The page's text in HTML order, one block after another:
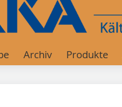
Archiv Produkte